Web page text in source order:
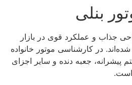
بنلی
جذاب و عملکرد قوی در بازار
در کارشناسی موتور خانواده
جعبه دنده و سایر اجزای
است.